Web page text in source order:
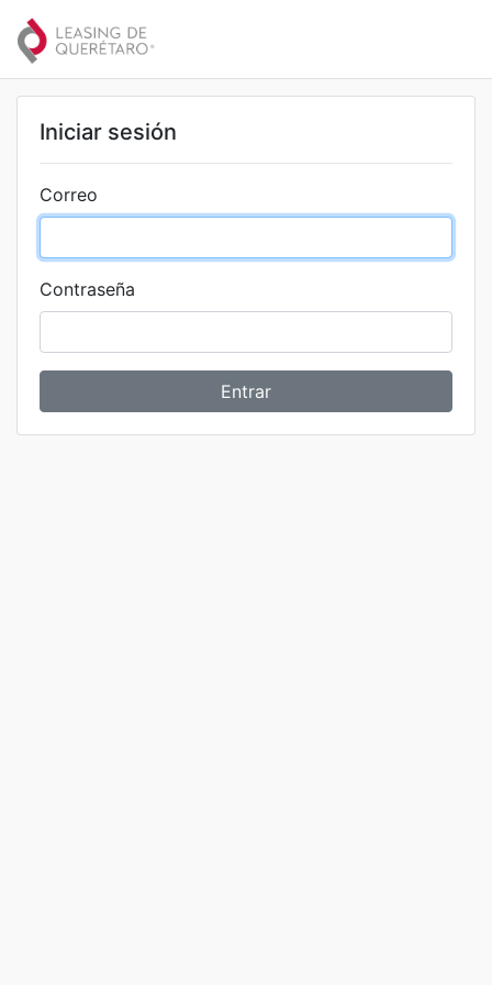
Iniciar sesión
Correo
Contraseña